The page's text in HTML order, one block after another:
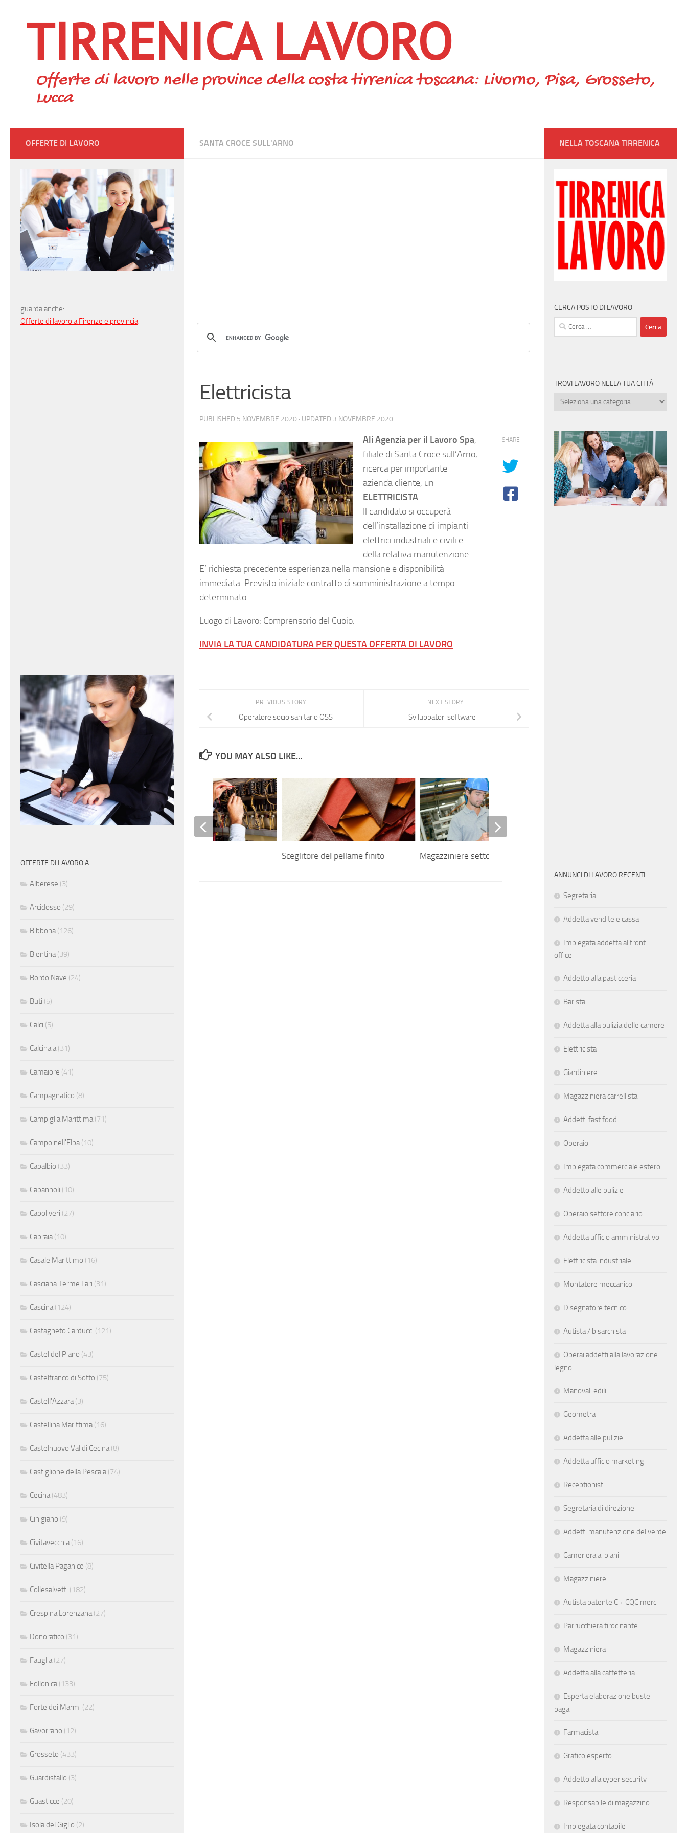
TIRRENICA LAVORO
Offerte di lavoro nelle province della costa tirrenica toscana: Livorno, Pisa, Grosseto,
Lucca
SANTA CROCE SULL'ARNO
Elettricista
PUBLISHED 5 NOVEMBRE 2020 · UPDATED 3 NOVEMBRE 2020
Ali Agenzia per il Lavoro Spa,
filiale di Santa Croce sull’Arno,
ricerca per importante
azienda cliente, un
ELETTRICISTA.
Il candidato si occuperà
dell’installazione di impianti
elettrici industriali e civili e
della relativa manutenzione.
E’ richiesta precedente esperienza nella mansione e disponibilità
immediata. Previsto iniziale contratto di somministrazione a tempo
determinato.
Luogo di Lavoro: Comprensorio del Cuoio.
INVIA LA TUA CANDIDATURA PER QUESTA OFFERTA DI LAVORO
SHARE
NEXT STORY
Sviluppatori software
PREVIOUS STORY
Operatore socio sanitario OSS
YOU MAY ALSO LIKE...
Sceglitore del pellame finito Magazziniere settore conciario
OFFERTE DI LAVORO
guarda anche:
Offerte di lavoro a Firenze e provincia
OFFERTE DI LAVORO A
Alberese (3)
Arcidosso (29)
Bibbona(126)
Bientina(39)
Bordo Nave (24)
Buti (5)
Calci (5)
Calcinaia(31)
Camaiore (41)
Campagnatico (8)
Campiglia Marittima(71)
Campo nell'Elba(10)
Capalbio (33)
Capannoli (10)
Capoliveri (27)
Capraia(10)
Casale Marittimo (16)
Casciana Terme Lari (31)
Cascina(124)
Castagneto Carducci (121)
Castel del Piano (43)
Castelfranco di Sotto (75)
Castell'Azzara(3)
Castellina Marittima(16)
Castelnuovo Val di Cecina(8)
Castiglione della Pescaia(74)
Cecina(483)
Cinigiano (9)
Civitavecchia(16)
Civitella Paganico (8)
Collesalvetti (182)
Crespina Lorenzana(27)
Donoratico (31)
Fauglia(27)
Follonica(133)
Forte dei Marmi (22)
Gavorrano (12)
Grosseto (433)
Guardistallo (3)
Guasticce (20)
Isola del Giglio (2)
NELLA TOSCANA TIRRENICA
CERCA POSTO DI LAVORO
Ricerca
per:
TROVI LAVORO NELLA TUA CITTÀ
Trovi
tua
città
ANNUNCI DI LAVORO RECENTI
Segretaria
Addetta vendite e cassa
Impiegata addetta al front-
office
Addetto alla pasticceria
Barista
Addetta alla pulizia delle camere
Elettricista
Giardiniere
Magazziniera carrellista
Addetti fast food
Operaio
Impiegata commerciale estero
Addetto alle pulizie
Operaio settore conciario
Addetta ufficio amministrativo
Elettricista industriale
Montatore meccanico
Disegnatore tecnico
Autista / bisarchista
Operai addetti alla lavorazione
legno
Manovali edili
Geometra
Addetta alle pulizie
Addetta ufficio marketing
Receptionist
Segretaria di direzione
Addetti manutenzione del verde
Cameriera ai piani
Magazziniere
Autista patente C + CQC merci
Parrucchiera tirocinante
Magazziniera
Addetta alla caffetteria
Esperta elaborazione buste
paga
Farmacista
Grafico esperto
Addetto alla cyber security
Responsabile di magazzino
Impiegata contabile